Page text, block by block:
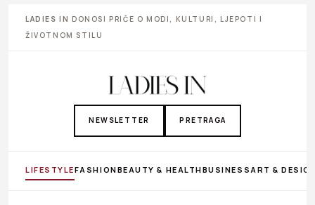
LADIES IN DONOSI PRIČE O MODI, KULTURI, LJEPOTI I
ŽIVOTNOM STILU
NEWSLETTER PRETRAGA
LIFESTYLEFASHIONBEAUTY & HEALTHBUSINESS ART &